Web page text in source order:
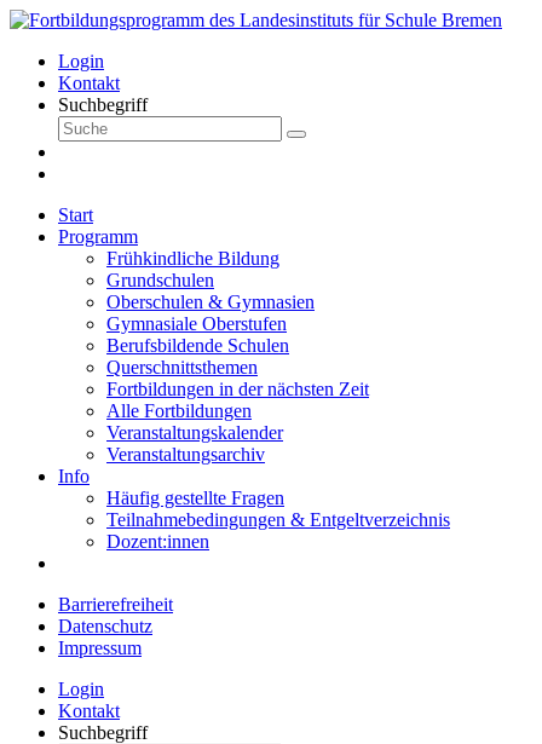
Login
Kontakt
Suchbegriff
Start
Programm
Frühkindliche Bildung
Grundschulen
Oberschulen & Gymnasien
Gymnasiale Oberstufen
Berufsbildende Schulen
Querschnittsthemen
Fortbildungen in der nächsten Zeit
Alle Fortbildungen
Veranstaltungskalender
Veranstaltungsarchiv
Info
Häufig gestellte Fragen
Teilnahmebedingungen & Entgeltverzeichnis
Dozent:innen
Barrierefreiheit
Datenschutz
Impressum
Login
Kontakt
Suchbegriff